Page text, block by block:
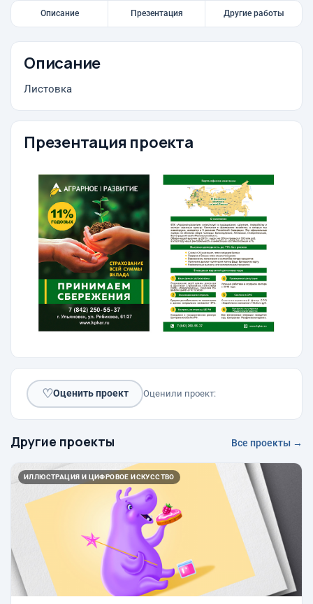
Описание Презентация Другие работы
Описание
Листовка
Презентация проекта
♡Оценить проект Оценили проект:
Другие проекты Все проекты →
ИЛЛЮСТРАЦИЯ И ЦИФРОВОЕ ИСКУССТВО